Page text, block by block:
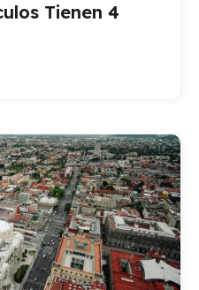
Tienen 4